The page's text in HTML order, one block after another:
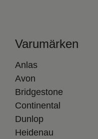
Varumärken
Anlas
Avon
Bridgestone
Continental
Dunlop
Heidenau